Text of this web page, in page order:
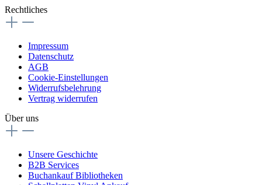
Rechtliches
Impressum
Datenschutz
AGB
Cookie-Einstellungen
Widerrufsbelehrung
Vertrag widerrufen
Über uns
Unsere Geschichte
B2B Services
Buchankauf Bibliotheken